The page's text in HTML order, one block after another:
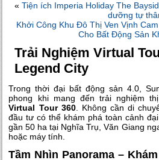
« Tiện ích Imperia Holiday The
dưỡng tự
Khởi Công Khu Đô Thị Ven Vịnh
Cho Bất Động Sản
Trải Nghiệm Virtual
Legend City
Trong thời đại bất động sản 4.0,
phong khi mang đến trải nghiệm
Virtual Tour 360. Không cần di
đầu tư có thể khám phá toàn cảnh
gần 50 ha tại Nghĩa Trụ, Văn Giang
hoặc máy tính.
Tầm Nhìn Panorama –